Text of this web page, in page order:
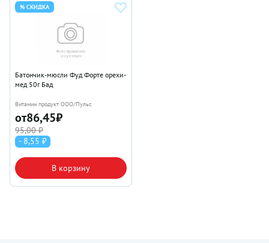
% СКИДКА
Батончик-мюсли Фуд Форте орехи-
мед 50г Бад
Витамин продукт ООО/Пульс
от86,45₽
95,00 ₽
- 8,55 ₽
В корзину